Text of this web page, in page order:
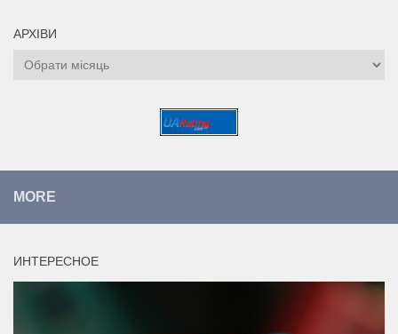
АРХІВИ
Архіви
MORE
ИНТЕРЕСНОЕ